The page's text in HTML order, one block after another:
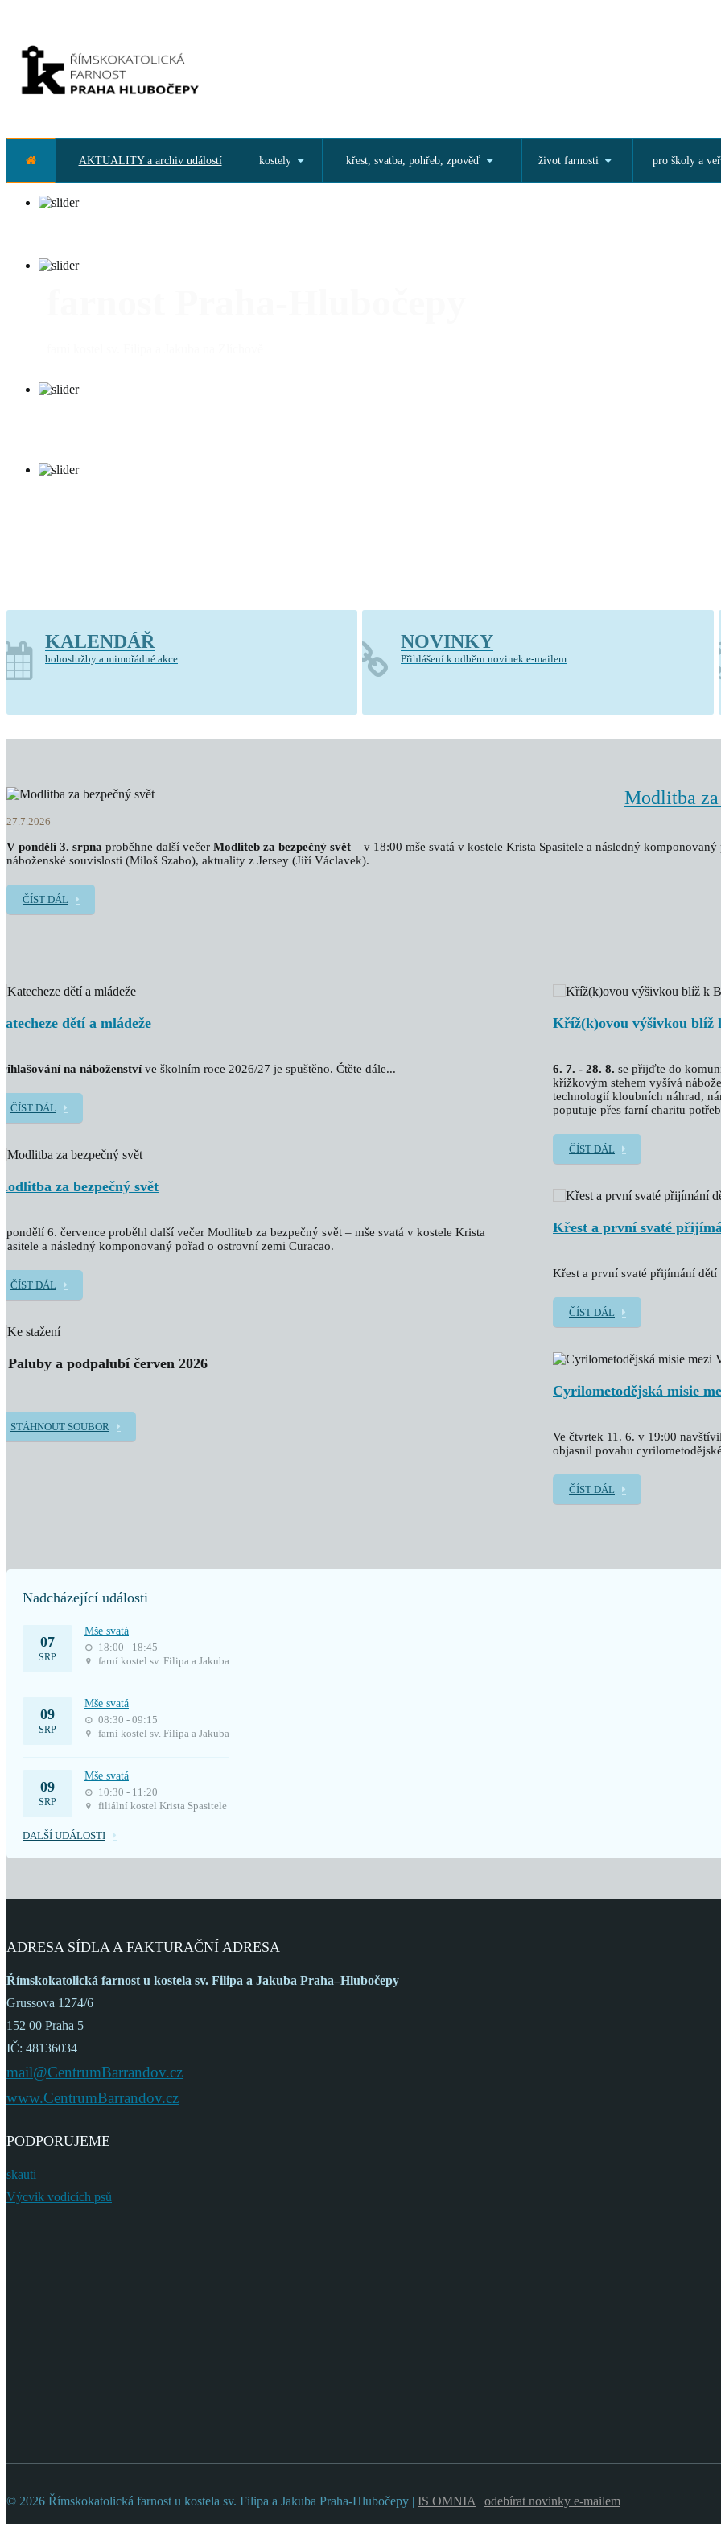
AKTUALITY a archiv událostí kostely křest, svatba, pohřeb, zpověď život farnosti pro školy a
KALENDÁŘ
bohoslužby a mimořádné akce
NOVINKY
Přihlášení k odběru novinek e-mailem
Modlitba za
27.7.2026
V pondělí 3. srpna proběhne další večer Modliteb za bezpečný svět – v 18:00 mše svatá v kostele Krista Spasitele a následný
náboženské souvislosti (Miloš Szabo), aktuality z Jersey (Jiří Václavek).
ČÍST DÁL
dětí a mládeže
na náboženstvíve školním roce 2026/27 je spuštěno. Čtěte dále...
ČÍST DÁL
za bezpečný svět
pondělí 6. července proběhl další večer Modliteb za bezpečný svět – mše svatá v kostele Krista
a následný komponovaný pořad o ostrovní zemi Curacao.
ČÍST DÁL
Paluby a podpalubí červen 2026
STÁHNOUT SOUBOR
Kříž(k)ovou výšivkou blíž
6. 7. - 28. 8. se přijďte do
křížkovým stehem vyšívá
technologií kloubních náhrad,
poputuje přes farní charitu
ČÍST DÁL
Křest a první svaté
Křest a první svaté přijímání dětí
ČÍST DÁL
Cyrilometodějská misie
Ve čtvrtek 11. 6. v 19:00
objasnil povahu
ČÍST DÁL
Nadcházející události
07
SRP
Mše svatá
18:00 - 18:45
farní kostel sv. Filipa a Jakuba
09
SRP
Mše svatá
08:30 - 09:15
farní kostel sv. Filipa a Jakuba
09
SRP
Mše svatá
10:30 - 11:20
filiální kostel Krista Spasitele
DALŠÍ UDÁLOSTI
ADRESA SÍDLA A FAKTURAČNÍ ADRESA
Římskokatolická farnost u kostela sv. Filipa a Jakuba Praha–Hlubočepy
Grussova 1274/6
152 00 Praha 5
IČ: 48136034
mail@CentrumBarrandov.cz
www.CentrumBarrandov.cz
PODPORUJEME
skauti
Výcvik vodicích psů
© 2026 Římskokatolická farnost u kostela sv. Filipa a Jakuba Praha-Hlubočepy | IS OMNIA | odebírat novinky e-mailem